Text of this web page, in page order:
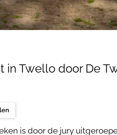
in Twello door De
is door de jury